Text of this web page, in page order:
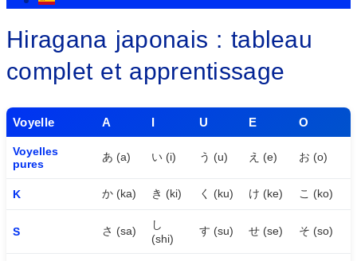
Hiragana japonais : tableau
complet et apprentissage
Voyelle A I U E O
Voyelles
pures
あ (a) い (i) う (u) え (e) お (o)
K か (ka) き (ki) く (ku) け (ke) こ (ko)
S さ (sa)
し
(shi)
す (su) せ (se) そ (so)